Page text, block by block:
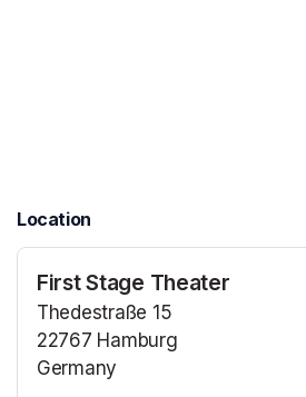
Location
First Stage Theater
Thedestraße 15
22767 Hamburg
Germany